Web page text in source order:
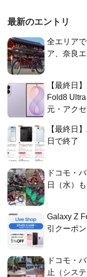
最新のエントリ
全エリア
ア、奈良
【最終日
Fold8
元・アクセ
【最終日
日で終了
ドコモ・
日（水）
Galaxy Z
引クーポ
ドコモ・
止（システ